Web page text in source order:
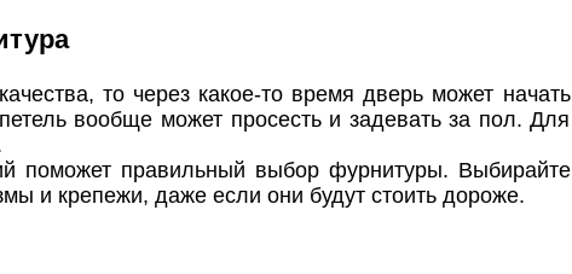
то через какое-то время дверь может начать
вообще может просесть и задевать за пол. Для
поможет правильный выбор фурнитуры. Выбирайте
и крепежи, даже если они будут стоить дороже.